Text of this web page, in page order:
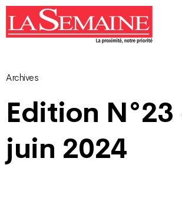
Archives
Edition N°23
juin 2024
Navigation
des
articles